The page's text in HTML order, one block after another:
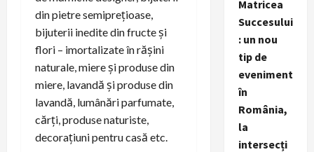
din pietre semiprețioase,
bijuterii inedite din fructe și
flori – imortalizate în rășini
naturale, miere și produse din
miere, lavandă și produse din
lavandă, lumânări parfumate,
cărți, produse naturiste,
decorațiuni pentru casă etc.
Matricea
Succesului
: un nou
tip de
eveniment
în
România,
la
intersecți